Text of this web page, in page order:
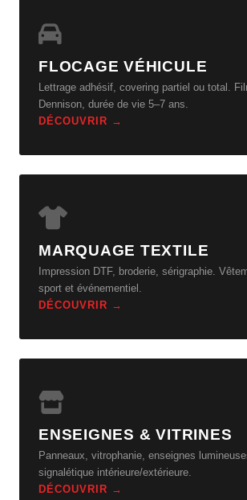
FLOCAGE VÉHICULE
Lettrage adhésif, covering partiel ou total.
Dennison, durée de vie 5–7 ans.
DÉCOUVRIR →
MARQUAGE TEXTILE
Impression DTF, broderie, sérigraphie.
sport et événementiel.
DÉCOUVRIR →
ENSEIGNES & VITRINES
Panneaux, vitrophanie, enseignes
signalétique intérieure/extérieure.
DÉCOUVRIR →